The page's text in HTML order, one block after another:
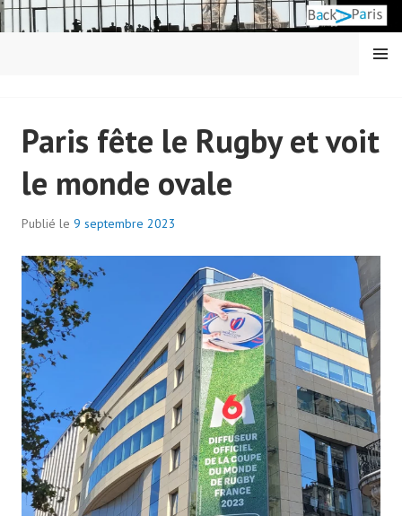
Aller
au
MENU
Paris fête le Rugby et voit
le monde ovale
Publié le 9 septembre 2023
a
d
m
i
n
7
0
7
9